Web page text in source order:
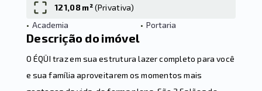
121,08 m²(Privativa)
• Academia • Portaria
Descrição do imóvel
O ÉQÜI traz em sua estrutura lazer completo para você
e sua família aproveitarem os momentos mais